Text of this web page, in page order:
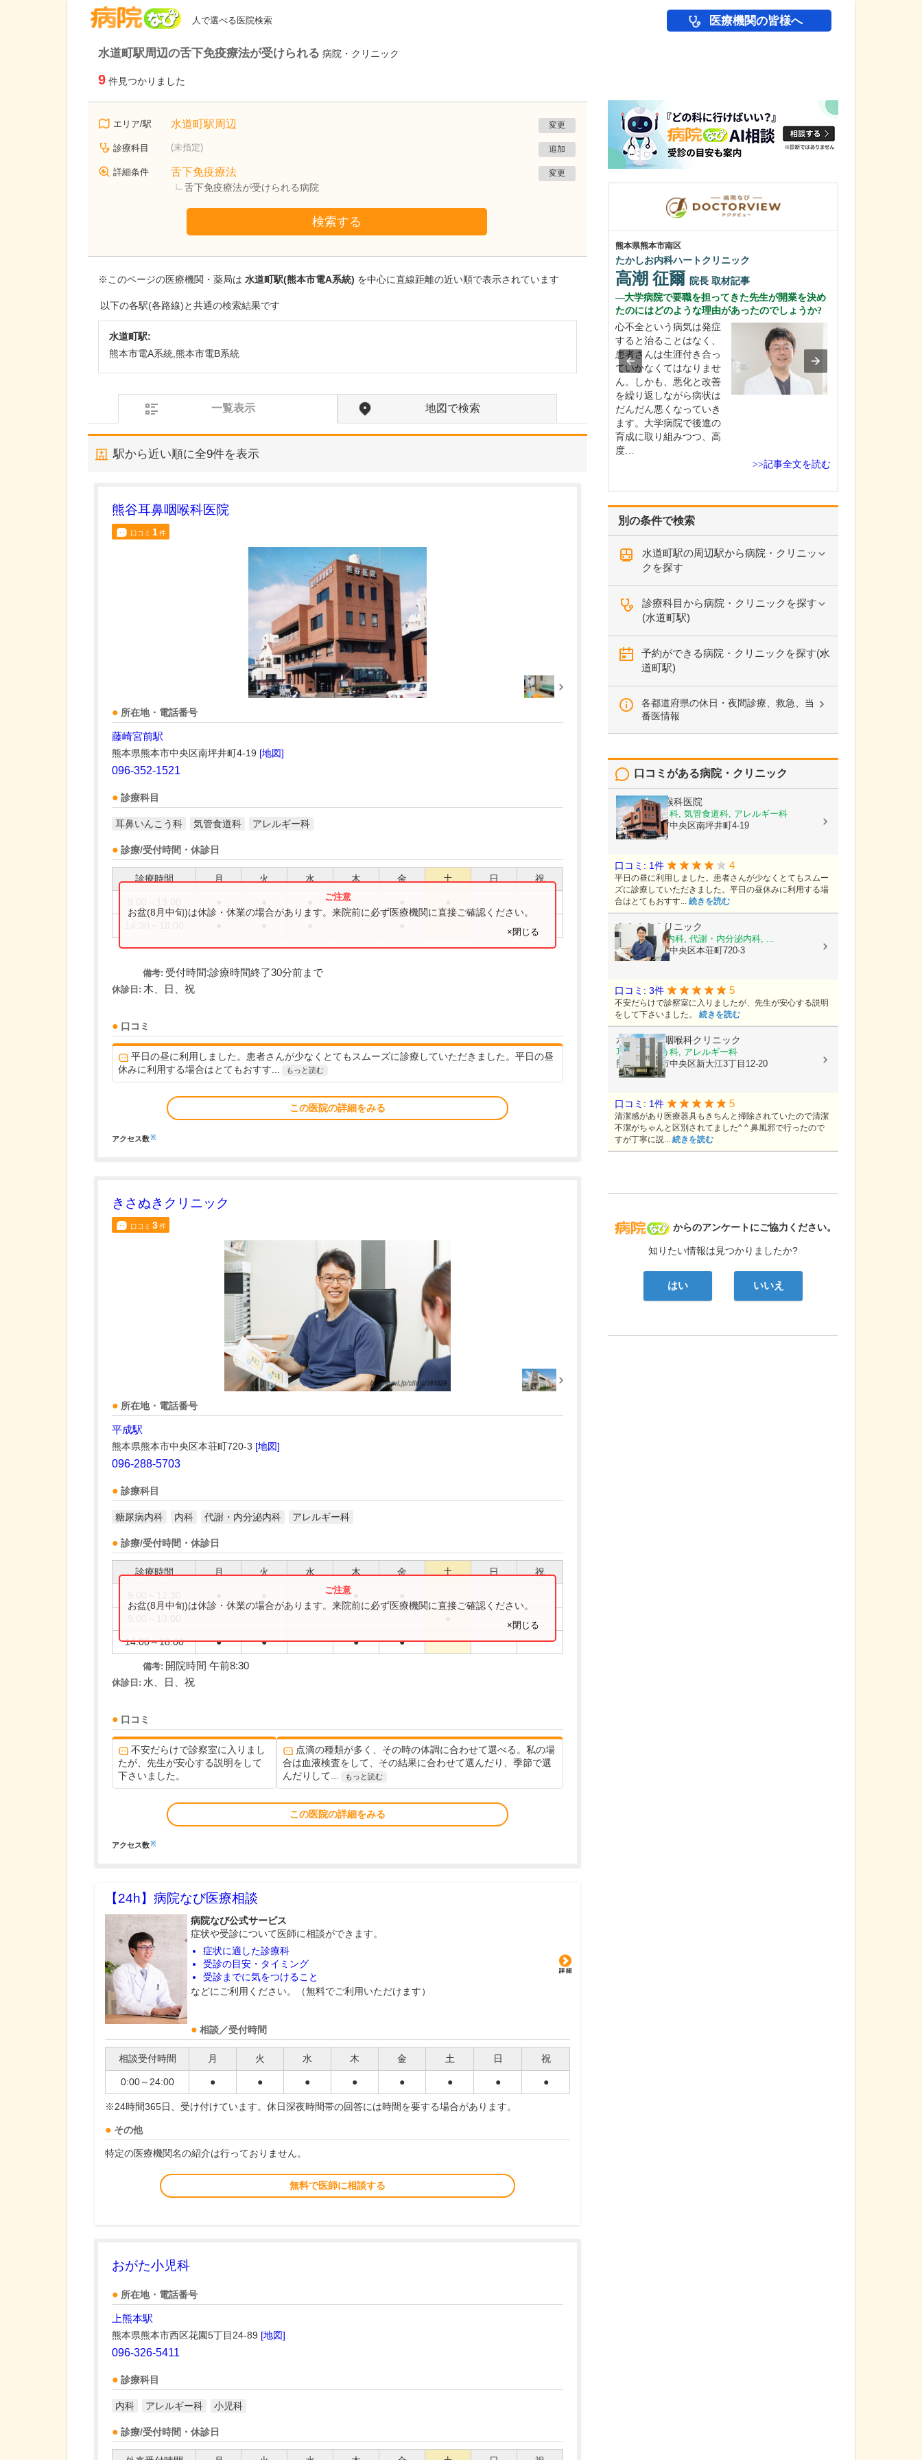
人で選べる医院検索 医療機関の皆様へ
水道町駅周辺の舌下免疫療法が受けられる 病院・クリニック
9 件見つかりました
エリア/駅 水道町駅周辺 変更
診療科目 (未指定) 追加
詳細条件 舌下免疫療法
舌下免疫療法が受けられる病院
変更
検索する
※このページの医療機関・薬局は 水道町駅(熊本市電A系統) を中心に直線距離の近い順で表示されています
以下の各駅(各路線)と共通の検索結果です
水道町駅:
熊本市電A系統,熊本市電B系統
一覧表示 地図で検索
駅から近い順に全9件を表示
熊谷耳鼻咽喉科医院
口コミ 1件
所在地・電話番号
藤崎宮前駅
熊本県熊本市中央区南坪井町4-19 [地図]
096-352-1521
診療科目
耳鼻いんこう科 気管食道科 アレルギー科
診療/受付時間・休診日
診療時間 月 火 水 木 金 土 日 祝
お盆(8月中旬)は休診・休業の場合があります。来院前に必ず医療機関に直接ご確認ください。
×閉じる
備考: 受付時間:診療時間終了30分前まで
休診日: 木、日、祝
口コミ
平日の昼に利用しました。患者さんが少なくとてもスムーズに診療していただきました。平日の昼
休みに利用する場合はとてもおすす...
もっと読む
この医院の詳細をみる
アクセス数※
きさぬきクリニック
口コミ 3件
所在地・電話番号
平成駅
熊本県熊本市中央区本荘町720-3 [地図]
096-288-5703
診療科目
糖尿病内科 内科 代謝・内分泌内科 アレルギー科
診療/受付時間・休診日
診療時間 月 火 水 木 金 土 日 祝
14:00～18:00 ● ● ● ●
お盆(8月中旬)は休診・休業の場合があります。来院前に必ず医療機関に直接ご確認ください。
×閉じる
備考: 開院時間 午前8:30
休診日: 水、日、祝
口コミ
不安だらけで診察室に入りまし
たが、先生が安心する説明をして
下さいました。
点滴の種類が多く、その時の体調に合わせて選べる。私の場
合は血液検査をして、その結果に合わせて選んだり、季節で選
んだりして...
もっと読む
この医院の詳細をみる
アクセス数※
【24h】 病院なび医療相談
病院なび公式サービス
症状や受診について医師に相談ができます。
症状に適した診療科
受診の目安・タイミング
受診までに気をつけること
などにご利用ください。（無料でご利用いただけます）
相談／受付時間
相談受付時間 月 火 水 木 金 土 日 祝
0:00～24:00 ● ● ● ● ● ● ● ●
※24時間365日、受け付けています。休日深夜時間帯の回答には時間を要する場合があります。
その他
特定の医療機関名の紹介は行っておりません。
無料で医師に相談する
おがた小児科
所在地・電話番号
上熊本駅
熊本県熊本市西区花園5丁目24-89 [地図]
096-326-5411
診療科目
内科 アレルギー科 小児科
診療/受付時間・休診日
別の条件で検索
水道町駅の周辺駅から病院・クリニッ
クを探す
診療科目から病院・クリニックを探す
(水道町駅)
予約ができる病院・クリニックを探す(水
道町駅)
各都道府県の休日・夜間診療、救急、当
番医情報
病院なび
からのアンケートにご協力ください。
知りたい情報は見つかりましたか?
はい いいえ
口コミがある病院・クリニック
熊谷耳鼻咽喉科医院
耳鼻いんこう科, 気管食道科, アレルギー科
熊本県熊本市中央区南坪井町4-19
口コミ: 1件 4
平日の昼に利用しました。患者さんが少なくとてもスムー
ズに診療していただきました。平日の昼休みに利用する場
合はとてもおすす... 続きを読む
きさぬきクリニック
糖尿病内科, 内科, 代謝・内分泌内科, ...
熊本県熊本市中央区本荘町720-3
口コミ: 3件 5
不安だらけで診察室に入りましたが、先生が安心する説明
をして下さいました。 続きを読む
水前寺耳鼻咽喉科クリニック
耳鼻いんこう科, アレルギー科
熊本県熊本市中央区新大江3丁目12-20
口コミ: 1件 5
清潔感があり医療器具もきちんと掃除されていたので清潔
不潔がちゃんと区別されてました^ ^ 鼻風邪で行ったので
すが丁寧に説... 続きを読む
熊本県熊本市南区
たかしお内科ハートクリニック
高潮 征爾 院長 取材記事
大学病院で要職を担ってきた先生が開業を決め
たのにはどのような理由があったのでしょうか?
心不全という病気は発症
すると治ることはなく、
患者さんは生涯付き合っ
ていかなくてはなりませ
ん。しかも、悪化と改善
を繰り返しながら病状は
だんだん悪くなっていき
ます。大学病院で後進の
育成に取り組みつつ、高
度…
>>記事全文を読む
百合が丘すみれクリニック
松浦 健太郎院長取材記事
さ」から発せられている
ものなので、適切な診断
や治療を行うために聞き
逃さないように注意して